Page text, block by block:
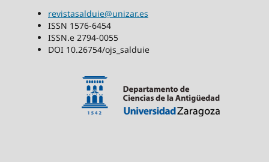
revistasalduie@unizar.es
ISSN 1576-6454
ISSN.e 2794-0055
DOI 10.26754/ojs_salduie